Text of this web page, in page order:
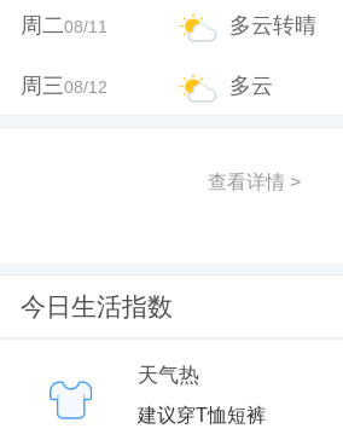
周二08/11 多云转晴
周三08/12 多云
查看详情 >
今日生活指数
天气热
建议穿T恤短裤